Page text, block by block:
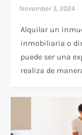
Alquilar un
inmobiliaria o
puede ser una
realiza de